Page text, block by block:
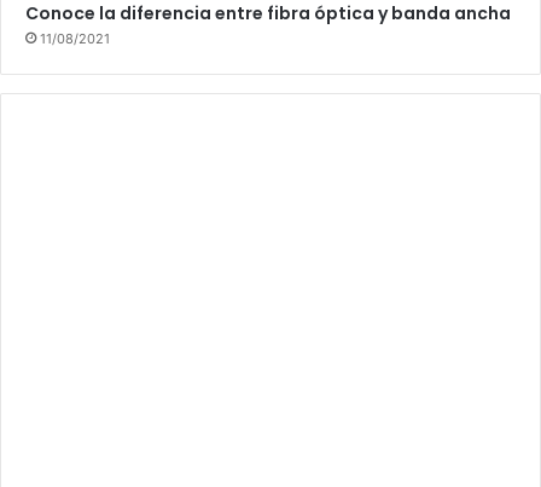
Conoce la diferencia entre fibra óptica y banda ancha
11/08/2021